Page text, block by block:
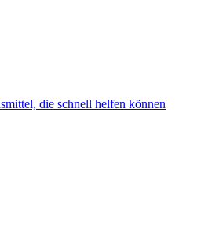
die schnell helfen können